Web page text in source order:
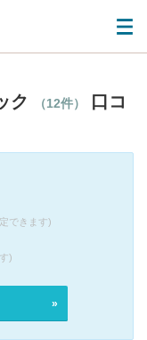
ク （12件）
口コ
できます)
)